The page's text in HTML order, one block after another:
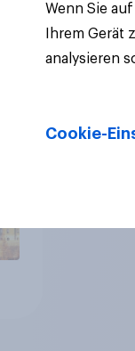
Wenn Sie
Ihrem
analysieren
Cookie-